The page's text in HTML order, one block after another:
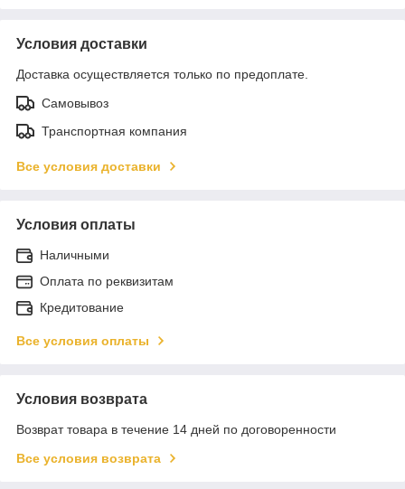
Условия доставки
Доставка осуществляется только по предоплате.
Самовывоз
Транспортная компания
Все условия доставки
Условия оплаты
Наличными
Оплата по реквизитам
Кредитование
Все условия оплаты
Условия возврата
Возврат товара в течение 14 дней по договоренности
Все условия возврата